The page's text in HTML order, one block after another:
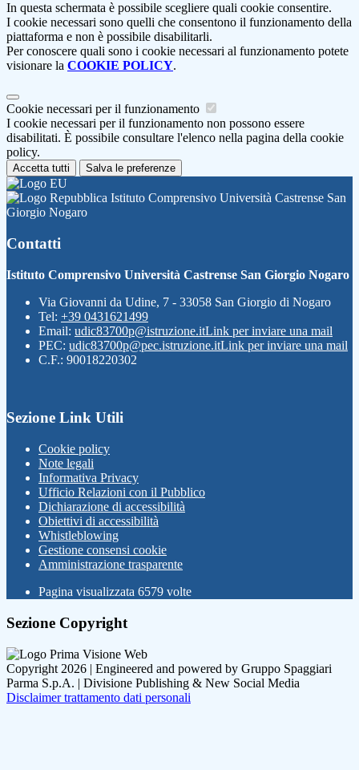
In questa schermata è possibile scegliere quali cookie consentire.
I cookie necessari sono quelli che consentono il funzionamento della
piattaforma e non è possibile disabilitarli.
Per conoscere quali sono i cookie necessari al funzionamento potete
visionare la COOKIE POLICY.
Cookie necessari per il funzionamento
I cookie necessari per il funzionamento non possono essere
disabilitati. È possibile consultare l'elenco nella pagina della cookie
policy.
Accetta tutti Salva le preferenze
Istituto Comprensivo Università Castrense San
Giorgio Nogaro
Contatti
Istituto Comprensivo Università Castrense San Giorgio Nogaro
Via Giovanni da Udine, 7 - 33058 San Giorgio di Nogaro
Tel: +39 0431621499
Email: udic83700p@istruzione.itLink per inviare una mail
PEC: udic83700p@pec.istruzione.itLink per inviare una mail
C.F.: 90018220302
Sezione Link Utili
Cookie policy
Note legali
Informativa Privacy
Ufficio Relazioni con il Pubblico
Dichiarazione di accessibilità
Obiettivi di accessibilità
Whistleblowing
Gestione consensi cookie
Amministrazione trasparente
Pagina visualizzata 6579 volte
Sezione Copyright
Copyright 2026 | Engineered and powered by Gruppo Spaggiari
Parma S.p.A. | Divisione Publishing & New Social Media
Disclaimer trattamento dati personali